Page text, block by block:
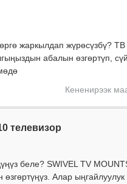
жаркылдап жүрөсүзбү?
абалын өзгөртүп,
Кененирээк
телевизор
беле? SWIVEL TV
Алар